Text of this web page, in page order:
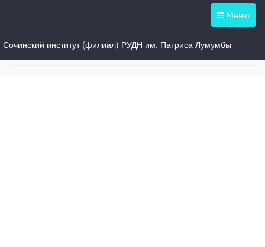
Меню
Сочинский институт (филиал) РУДН им. Патриса Лумумбы